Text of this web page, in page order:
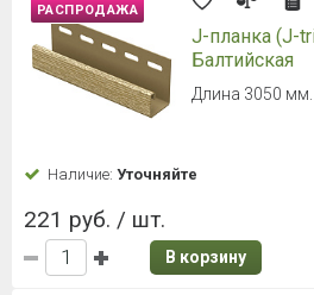
РАСПРОДАЖА
J-планка (J-
Балтийская
Длина 3050 мм.
Наличие: Уточняйте
221 руб. / шт.
В корзину